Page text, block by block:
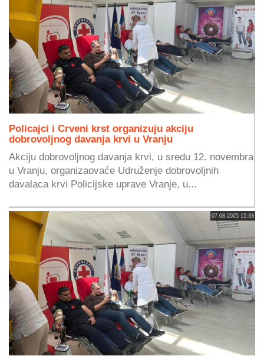
Policajci i Crveni krst organizuju akciju
dobrovoljnog davanja krvi u Vranju
Akciju dobrovoljnog davanja krvi, u sredu 12. novembra
u Vranju, organizaovaće Udruženje dobrovoljnih
davalaca krvi Policijske uprave Vranje, u...
07.08.2025 15:33